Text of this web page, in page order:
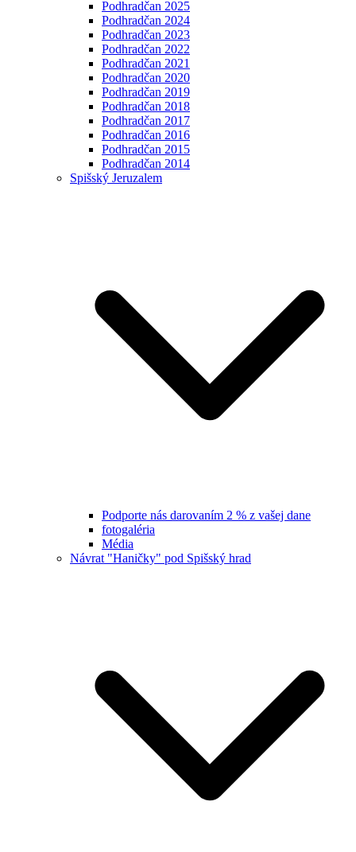
Podhradčan 2025
Podhradčan 2024
Podhradčan 2023
Podhradčan 2022
Podhradčan 2021
Podhradčan 2020
Podhradčan 2019
Podhradčan 2018
Podhradčan 2017
Podhradčan 2016
Podhradčan 2015
Podhradčan 2014
Spišský Jeruzalem
Podporte nás darovaním 2 % z vašej dane
fotogaléria
Média
Návrat "Haničky" pod Spišský hrad